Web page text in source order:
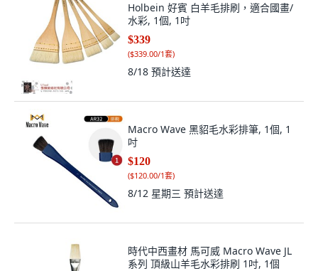
Holbein 好賓 白羊毛排刷，適合國畫/
水彩, 1個, 1吋
$339
($339.00/1套)
8/18 預計送達
Macro Wave 黑貂毛水彩排筆, 1個, 1
吋
$120
($120.00/1套)
8/12 星期三 預計送達
時代中西畫材 馬可威 Macro Wave JL
系列 頂級山羊毛水彩排刷 1吋, 1個